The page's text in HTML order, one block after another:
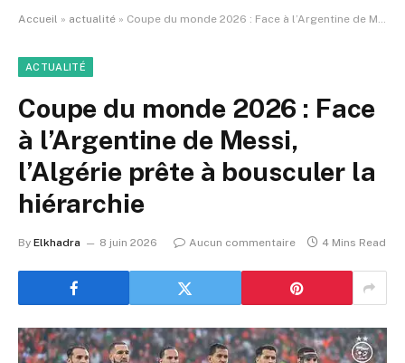
Accueil » actualité » Coupe du monde 2026 : Face à l’Argentine de Messi, l’Algérie prête à bousculer la hiérarchie
ACTUALITÉ
Coupe du monde 2026 : Face
à l’Argentine de Messi,
l’Algérie prête à bousculer la
hiérarchie
By Elkhadra 8 juin 2026 Aucun commentaire 4 Mins Read